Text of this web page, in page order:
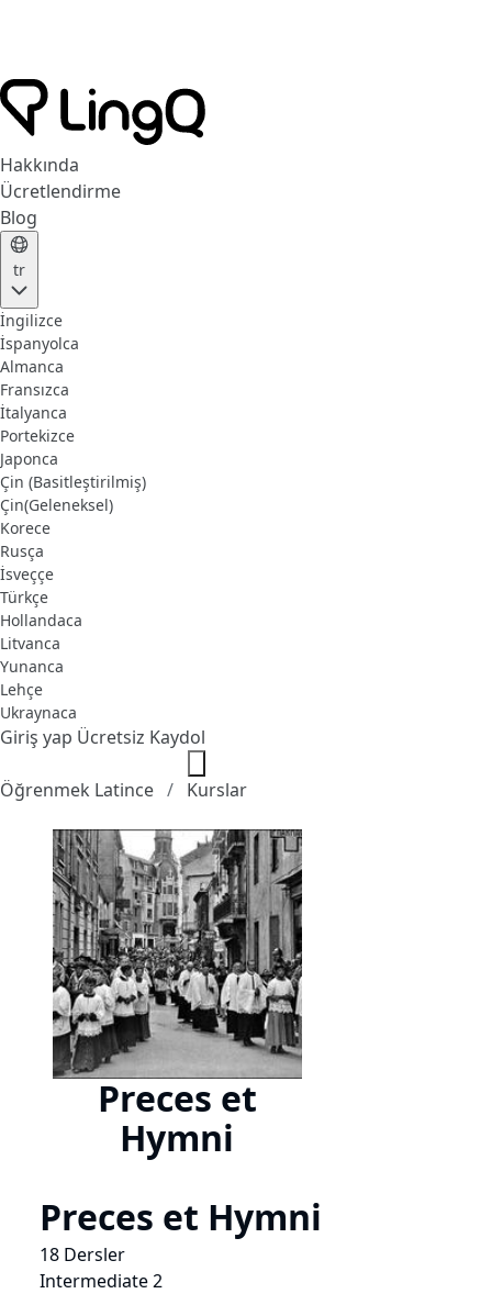
Hakkında
Ücretlendirme
Blog
tr
İngilizce
İspanyolca
Almanca
Fransızca
İtalyanca
Portekizce
Japonca
Çin (Basitleştirilmiş)
Çin(Geleneksel)
Korece
Rusça
İsveççe
Türkçe
Hollandaca
Litvanca
Yunanca
Lehçe
Ukraynaca
Giriş yap Ücretsiz Kaydol
Öğrenmek Latince Kurslar
Preces et
Hymni
Preces et Hymni
18 Dersler
Intermediate 2